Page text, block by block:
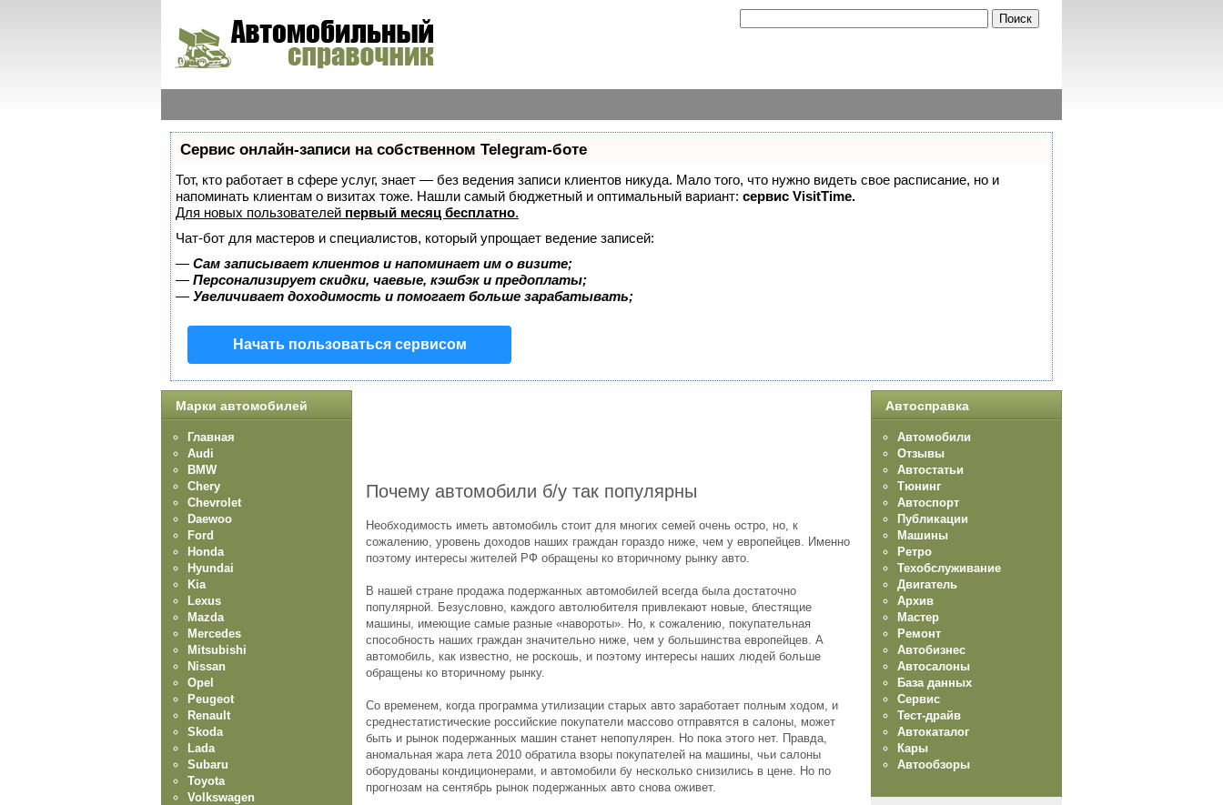
Сервис онлайн-записи на собственном Telegram-боте
Тот, кто работает в сфере услуг, знает — без ведения записи клиентов никуда. Мало того, что нужно видеть свое расписание, но и
напоминать клиентам о визитах тоже. Нашли самый бюджетный и оптимальный вариант: сервис VisitTime.
Для новых пользователей первый месяц бесплатно.
Чат-бот для мастеров и специалистов, который упрощает ведение записей:
— Сам записывает клиентов и напоминает им о визите;
— Персонализирует скидки, чаевые, кэшбэк и предоплаты;
— Увеличивает доходимость и помогает больше зарабатывать;
Начать пользоваться сервисом
Почему автомобили б/у так популярны
Необходимость иметь автомобиль стоит для многих семей очень остро, но, к
сожалению, уровень доходов наших граждан гораздо ниже, чем у европейцев. Именно
поэтому интересы жителей РФ обращены ко вторичному рынку авто.
В нашей стране продажа подержанных автомобилей всегда была достаточно
популярной. Безусловно, каждого автолюбителя привлекают новые, блестящие
машины, имеющие самые разные «навороты». Но, к сожалению, покупательная
способность наших граждан значительно ниже, чем у большинства европейцев. А
автомобиль, как известно, не роскошь, и поэтому интересы наших людей больше
обращены ко вторичному рынку.
Со временем, когда программа утилизации старых авто заработает полным ходом, и
среднестатистические российские покупатели массово отправятся в салоны, может
быть и рынок подержанных машин станет непопулярен. Но пока этого нет. Правда,
аномальная жара лета 2010 обратила взоры покупателей на машины, чьи салоны
оборудованы кондиционерами, и автомобили бу несколько снизились в цене. Но по
прогнозам на сентябрь рынок подержанных авто снова оживет.
Марки автомобилей
Главная
Audi
BMW
Chery
Chevrolet
Daewoo
Ford
Honda
Hyundai
Kia
Lexus
Mazda
Mercedes
Mitsubishi
Nissan
Opel
Peugeot
Renault
Skoda
Lada
Subaru
Toyota
Volkswagen
Автосправка
Автомобили
Отзывы
Автостатьи
Тюнинг
Автоспорт
Публикации
Машины
Ретро
Техобслуживание
Двигатель
Архив
Мастер
Ремонт
Автобизнес
Автосалоны
База данных
Сервис
Тест-драйв
Автокаталог
Кары
Автообзоры